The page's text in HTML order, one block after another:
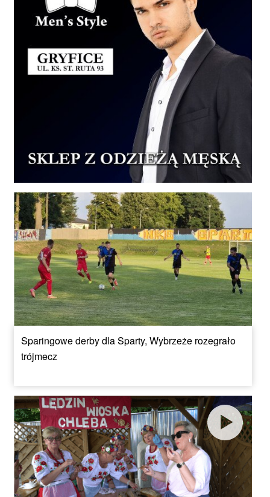
Sparingowe derby dla Sparty, Wybrzeże rozegrało
trójmecz